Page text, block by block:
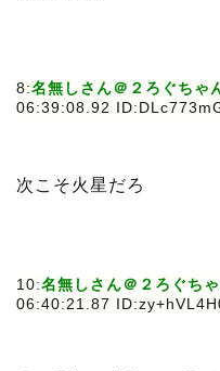
8:名無しさん＠２ろぐちゃ
06:39:08.92
次こそ火星だろ
10:名無しさん＠２ろぐち
06:40:21.87